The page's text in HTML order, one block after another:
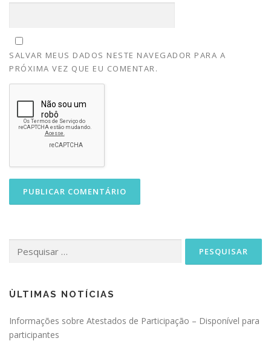
SALVAR MEUS DADOS NESTE NAVEGADOR PARA A
PRÓXIMA VEZ QUE EU COMENTAR.
por:
ÙLTIMAS NOTÍCIAS
Informações sobre Atestados de Participação – Disponível para
participantes